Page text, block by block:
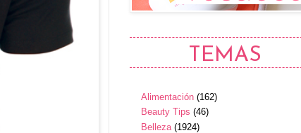
TEMAS
Alimentación (162)
Beauty Tips (46)
Belleza (1924)